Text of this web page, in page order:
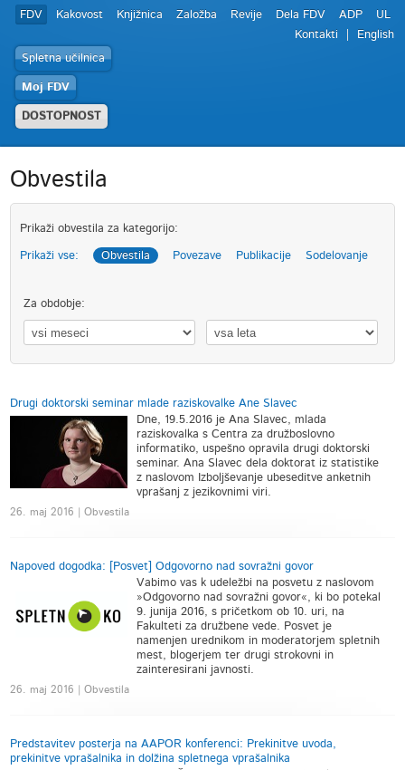
FDV Kakovost Knjižnica Založba Revije Dela FDV ADP
UL
Kontakti
English
Spletna učilnica
Moj FDV
DOSTOPNOST
Obvestila
Prikaži obvestila za kategorijo:
Prikaži vse: Obvestila Povezave Publikacije Sodelovanje
Za obdobje:
Drugi doktorski seminar mlade raziskovalke Ane Slavec
Dne, 19.5.2016 je Ana Slavec, mlada
raziskovalka s Centra za družboslovno
informatiko, uspešno opravila drugi doktorski
seminar. Ana Slavec dela doktorat iz statistike
z naslovom Izboljševanje ubeseditve anketnih
vprašanj z jezikovnimi viri.
26. maj 2016 | Obvestila
Napoved dogodka: [Posvet] Odgovorno nad sovražni govor
Vabimo vas k udeležbi na posvetu z naslovom
»Odgovorno nad sovražni govor«, ki bo potekal
9. junija 2016, s pričetkom ob 10. uri, na
Fakulteti za družbene vede. Posvet je
namenjen urednikom in moderatorjem spletnih
mest, blogerjem ter drugi strokovni in
zainteresirani javnosti.
26. maj 2016 | Obvestila
Predstavitev posterja na AAPOR konferenci: Prekinitve uvoda,
prekinitve vprašalnika in dolžina spletnega vprašalnika